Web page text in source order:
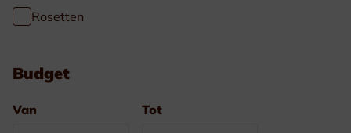
Rosetten
Budget
Van Tot